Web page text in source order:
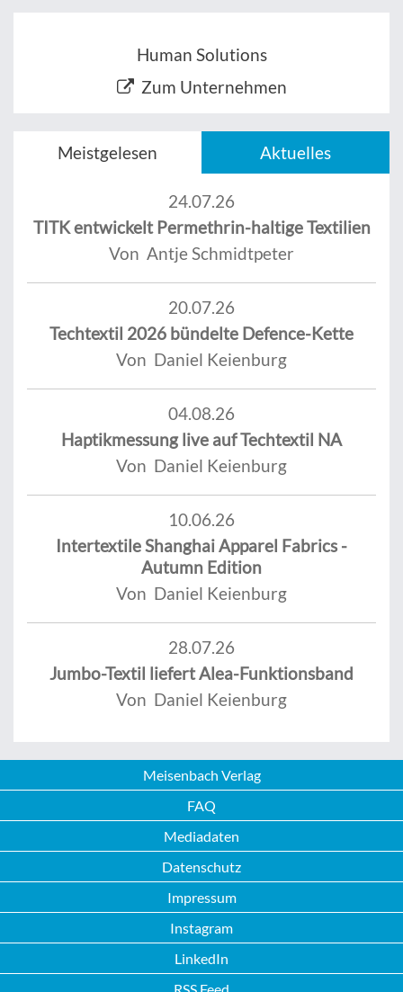
Human Solutions
Zum Unternehmen
Meistgelesen Aktuelles
24.07.26
TITK entwickelt Permethrin-haltige Textilien
Von Antje Schmidtpeter
20.07.26
Techtextil 2026 bündelte Defence-Kette
Von Daniel Keienburg
04.08.26
Haptikmessung live auf Techtextil NA
Von Daniel Keienburg
10.06.26
Intertextile Shanghai Apparel Fabrics -
Autumn Edition
Von Daniel Keienburg
28.07.26
Jumbo-Textil liefert Alea-Funktionsband
Von Daniel Keienburg
Meisenbach Verlag
FAQ
Mediadaten
Datenschutz
Impressum
Instagram
LinkedIn